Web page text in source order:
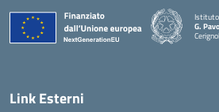
Istituto
G.
—
Link Esterni